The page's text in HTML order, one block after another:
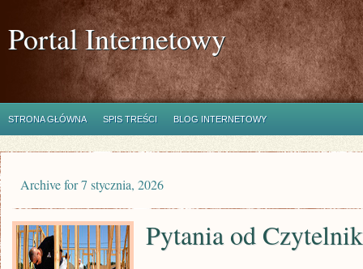
Portal Internetowy
STRONA GŁÓWNA SPIS TREŚCI BLOG INTERNETOWY
Archive for 7 stycznia, 2026
Pytania od